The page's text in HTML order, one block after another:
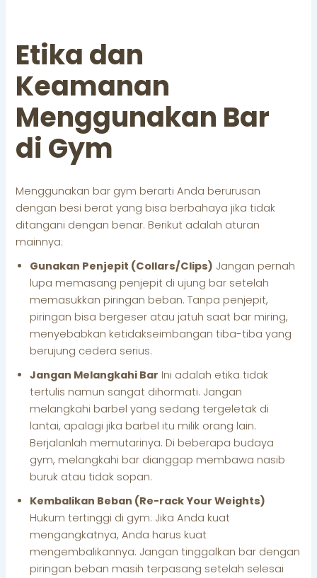
Etika dan
Keamanan
Menggunakan Bar
di Gym
Menggunakan bar gym berarti Anda berurusan
dengan besi berat yang bisa berbahaya jika tidak
ditangani dengan benar. Berikut adalah aturan
mainnya:
Gunakan Penjepit (Collars/Clips) Jangan pernah
lupa memasang penjepit di ujung bar setelah
memasukkan piringan beban. Tanpa penjepit,
piringan bisa bergeser atau jatuh saat bar miring,
menyebabkan ketidakseimbangan tiba-tiba yang
berujung cedera serius.
Jangan Melangkahi Bar Ini adalah etika tidak
tertulis namun sangat dihormati. Jangan
melangkahi barbel yang sedang tergeletak di
lantai, apalagi jika barbel itu milik orang lain.
Berjalanlah memutarinya. Di beberapa budaya
gym, melangkahi bar dianggap membawa nasib
buruk atau tidak sopan.
Kembalikan Beban (Re-rack Your Weights)
Hukum tertinggi di gym: Jika Anda kuat
mengangkatnya, Anda harus kuat
mengembalikannya. Jangan tinggalkan bar dengan
piringan beban masih terpasang setelah selesai